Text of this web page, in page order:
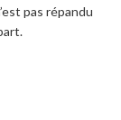
pas répandu